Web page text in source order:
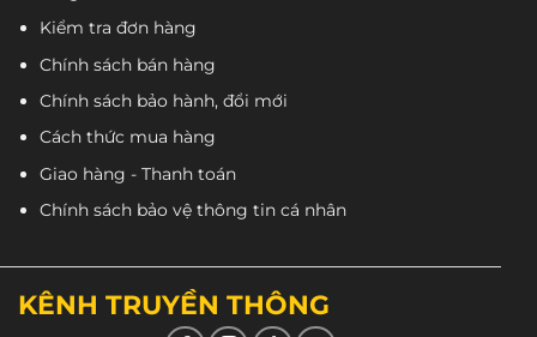
Lớp kính trong suốt, có bề mặt rộng, thời trang bảo
Kiểm tra đơn hàng
Chính sách bán hàng
Chính sách bảo hành, đổi mới
Cách thức mua hàng
Giao hàng - Thanh toán
Chính sách bảo vệ thông tin cá nhân
KÊNH TRUYỀN THÔNG